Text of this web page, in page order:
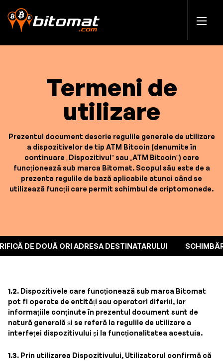
Termeni de
utilizare
Prezentul document descrie regulile generale de utilizare
a dispozitivelor de tip ATM Bitcoin (denumite în
continuare „Dispozitivul” sau „ATM Bitcoin”) care
funcționează sub marca Bitomat. Scopul său este de a
prezenta regulile de bază aplicabile atunci când se
utilizează funcții care permit schimbul de criptomonede.
VERIFICĂ DE DOUĂ ORI ADRESA DESTINATARULUI
1.2. Dispozitivele care funcționează sub marca Bitomat
pot fi operate de entități sau operatori diferiți, iar
informațiile conținute în prezentul document sunt de
natură generală și se referă la regulile de utilizare a
interfeței dispozitivului și la funcționalitatea acestuia.
1.3. Prin utilizarea Dispozitivului, Utilizatorul confirmă că